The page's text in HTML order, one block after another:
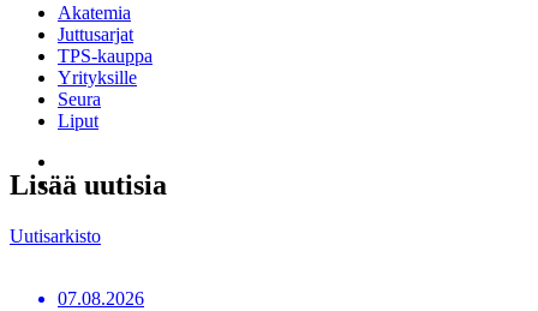
Akatemia
Juttusarjat
TPS-kauppa
Yrityksille
Seura
Liput
Lisää uutisia
Uutisarkisto
07.08.2026